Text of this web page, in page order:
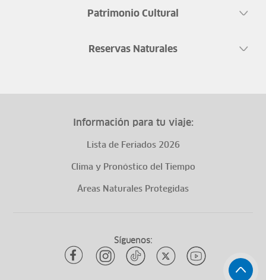
Patrimonio Cultural
Reservas Naturales
Información para tu viaje:
Lista de Feriados 2026
Clima y Pronóstico del Tiempo
Áreas Naturales Protegidas
Síguenos: